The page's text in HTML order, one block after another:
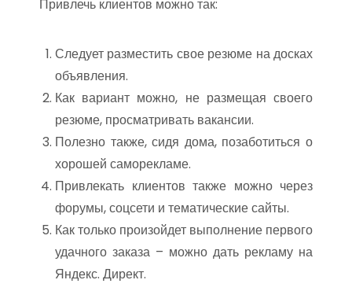
Привлечь клиентов можно так:
Следует разместить свое резюме на досках
объявления.
Как вариант можно, не размещая своего
резюме, просматривать вакансии.
Полезно также, сидя дома, позаботиться о
хорошей саморекламе.
Привлекать клиентов также можно через
форумы, соцсети и тематические сайты.
Как только произойдет выполнение первого
удачного заказа – можно дать рекламу на
Яндекс. Директ.